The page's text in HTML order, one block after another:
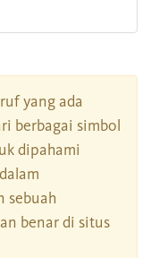
yang ada
berbagai simbol
dipahami
sebuah
benar di situs